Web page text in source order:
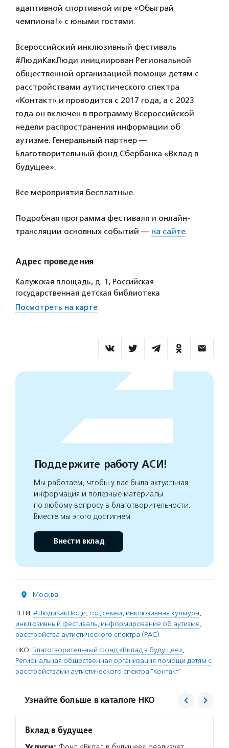
адаптивной спортивной игре «Обыграй
чемпиона!» с юными гостями.
Всероссийский инклюзивный фестиваль
#ЛюдиКакЛюди инициирован Региональной
общественной организацией помощи детям с
расстройствами аутистического спектра
«Контакт» и проводится с 2017 года, а с 2023
года он включен в программу Всероссийской
недели распространения информации об
аутизме. Генеральный партнер —
Благотворительный фонд Сбербанка «Вклад в
будущее».
Все мероприятия бесплатные.
Подробная программа фестиваля и онлайн-
трансляции основных событий — на сайте.
Адрес проведения
Калужская площадь, д. 1, Российская
государственная детская библиотека
Посмотреть на карте
Поддержите работу АСИ!
Мы работаем, чтобы у вас была актуальная
информация и полезные материалы
по любому вопросу в благотворительности.
Вместе мы этого достигнем
Внести вклад
Москва
ТЕГИ: #ЛюдиКакЛюди, год семьи, инклюзивная культура,
инклюзивный фестиваль, информирование об аутизме,
расстройства аутистического спектра (РАС)
НКО: Благотворительный фонд «Вклад в будущее»,
Региональная общественная организация помощи детям с
расстройствами аутистического спектра "Контакт"
Узнайте больше в каталоге НКО
Вклад в будущее